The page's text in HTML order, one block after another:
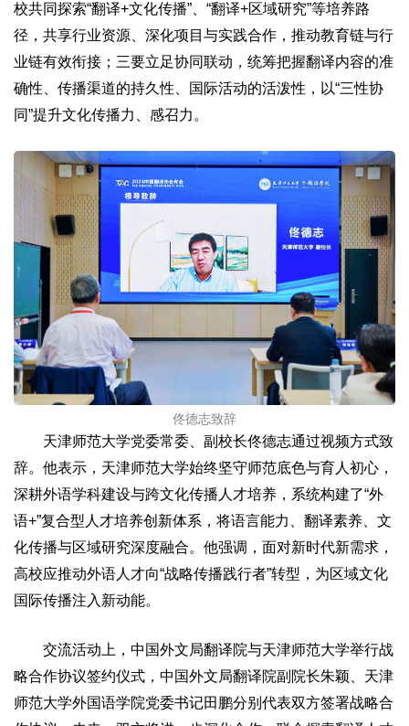
校共同探索“翻译+文化传播”、“翻译+区域研究”等培养路
径，共享行业资源、深化项目与实践合作，推动教育链与行
业链有效衔接；三要立足协同联动，统筹把握翻译内容的准
确性、传播渠道的持久性、国际活动的活泼性，以“三性协
同”提升文化传播力、感召力。
佟德志致辞
天津师范大学党委常委、副校长佟德志通过视频方式致
辞。他表示，天津师范大学始终坚守师范底色与育人初心，
深耕外语学科建设与跨文化传播人才培养，系统构建了“外
语+”复合型人才培养创新体系，将语言能力、翻译素养、文
化传播与区域研究深度融合。他强调，面对新时代新需求，
高校应推动外语人才向“战略传播践行者”转型，为区域文化
国际传播注入新动能。
交流活动上，中国外文局翻译院与天津师范大学举行战
略合作协议签约仪式，中国外文局翻译院副院长朱颖、天津
师范大学外国语学院党委书记田鹏分别代表双方签署战略合